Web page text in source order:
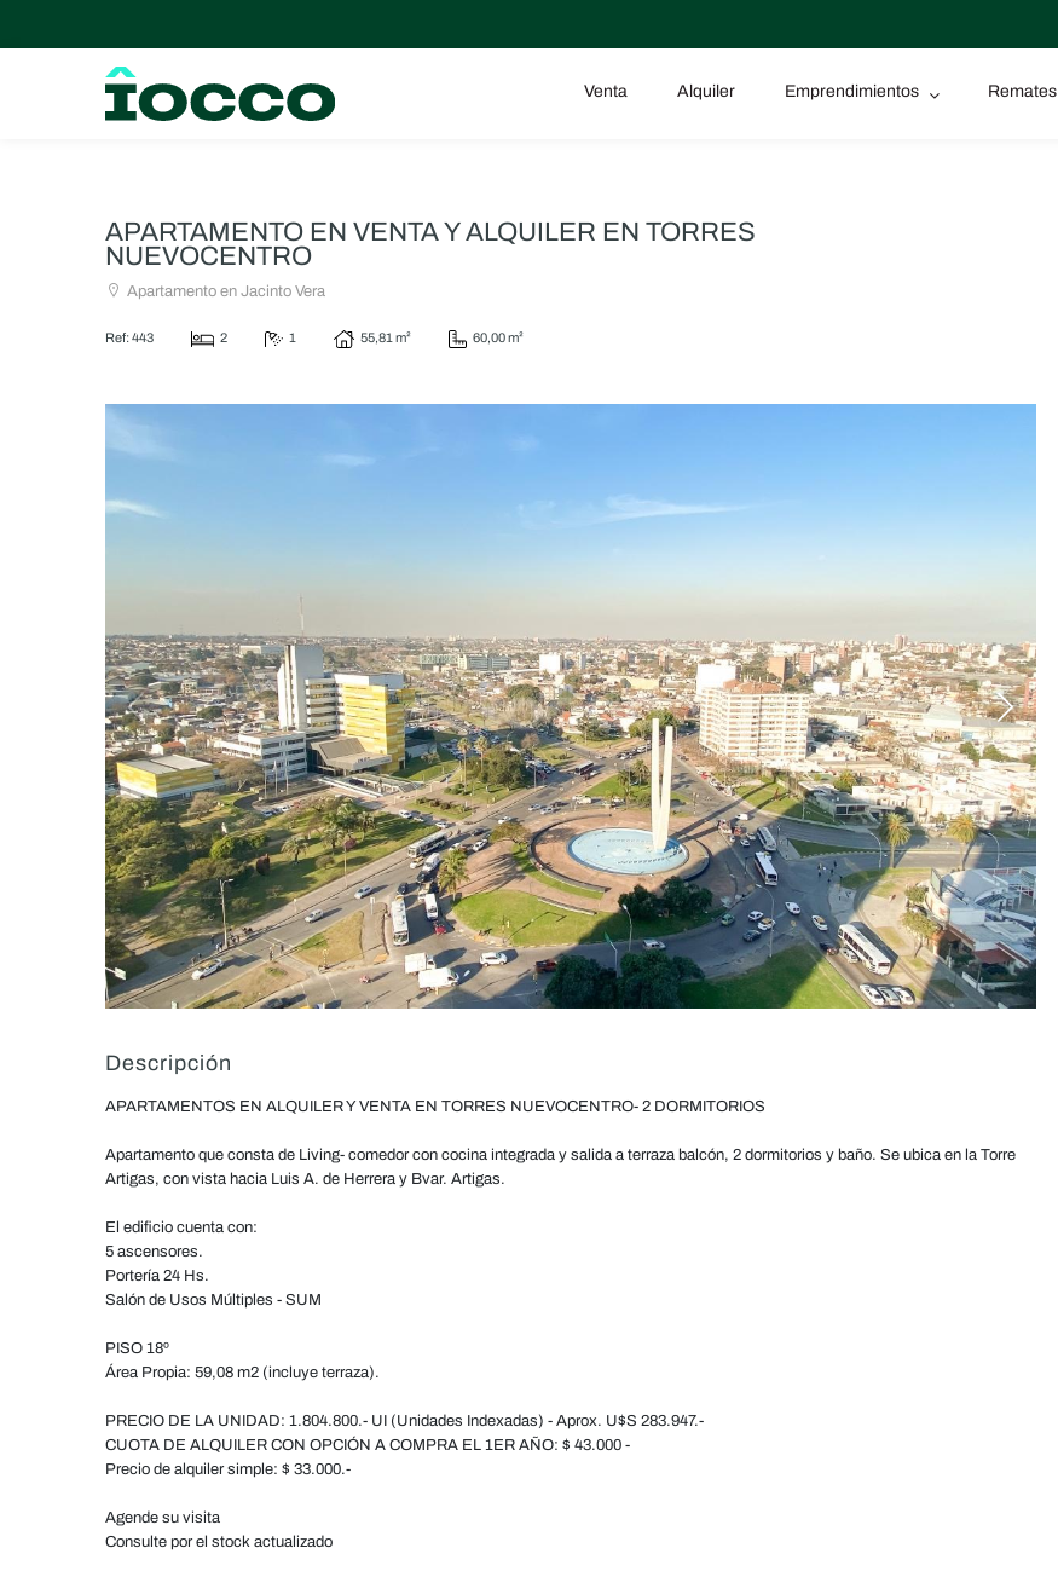
Venta Alquiler Emprendimientos Remates
APARTAMENTO EN VENTA Y ALQUILER EN TORRES
NUEVOCENTRO
Apartamento en Jacinto Vera
Ref: 443 2 1 55,81 m² 60,00 m²
Descripción
APARTAMENTOS EN ALQUILER Y VENTA EN TORRES NUEVOCENTRO- 2 DORMITORIOS
Apartamento que consta de Living- comedor con cocina integrada y salida a terraza balcón, 2 dormitorios y baño. Se ubica en la Torre
Artigas, con vista hacia Luis A. de Herrera y Bvar. Artigas.
El edificio cuenta con:
5 ascensores.
Portería 24 Hs.
Salón de Usos Múltiples - SUM
PISO 18º
Área Propia: 59,08 m2 (incluye terraza).
PRECIO DE LA UNIDAD: 1.804.800.- UI (Unidades Indexadas) - Aprox. U$S 283.947.-
CUOTA DE ALQUILER CON OPCIÓN A COMPRA EL 1ER AÑO: $ 43.000 -
Precio de alquiler simple: $ 33.000.-
Agende su visita
Consulte por el stock actualizado